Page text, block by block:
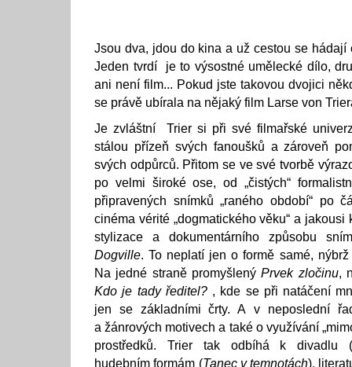
Jsou dva, jdou do kina a už cestou se hádají
Jeden tvrdí je to výsostné umělecké dílo,
ani není film... Pokud jste takovou dvojici
se právě ubírala na nějaký film Larse von
Je zvláštní Trier si při své filmařské
stálou přízeň svých fanoušků a zároveň
svých odpůrců. Přitom se ve své tvorbě
po velmi široké ose, od „čistých“
připravených snímků „raného období“ po
cinéma vérité „dogmatického věku“ a
stylizace a dokumentárního způsobu
Dogville. To neplatí jen o formě samé,
Na jedné straně promyšlenýPrvek zločinu,
Kdo je tady ředitel? , kde se při natáčení
jen se základními črty. A v neposlední
a žánrových motivech a také o využívání
prostředků. Trier tak odbíhá k divadlu
hudebním formám (Tanec v temnotách),